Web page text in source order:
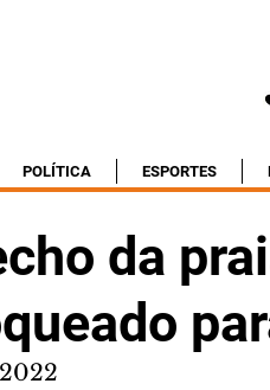
POLÍTICA ESPORTES
da